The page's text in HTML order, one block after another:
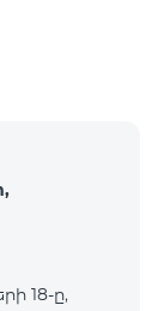
18-ը,